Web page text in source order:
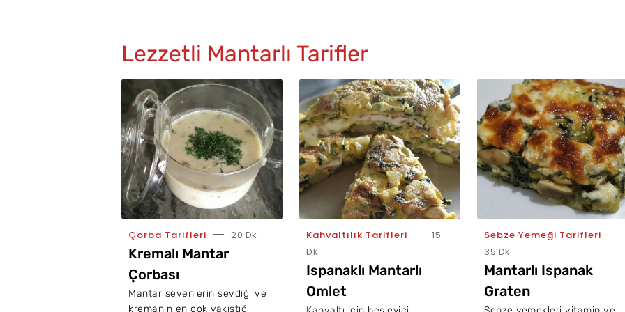
Lezzetli Mantarlı Tarifler
Çorba Tarifleri 20 Dk
Kremalı Mantar
Çorbası
Mantar sevenlerin sevdiği ve
kremanın en çok yakıştığı
Kahvaltılık Tarifleri
15
Dk
Ispanaklı Mantarlı
Omlet
Sebze Yemeği Tarifleri
35 Dk
Mantarlı Ispanak
Graten